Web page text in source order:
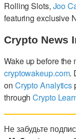
Rolling Slots, Joo
featuring exclusive
Crypto News
Wake up before the
cryptowakeup.com.
on Crypto Analytics
throughCrypto
Не забудьте